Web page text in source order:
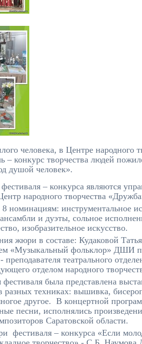
человека, в Центре народного
– конкурс творчества людей
душой человек».
– конкурса являются
народного творчества
инструментальное
и дуэты, сольное
изобразительное искусство.
жюри в составе: Кудаковой
«Музыкальный фольклор» ДШИ
театрального
отделом народного
была представлена
разных техниках: вышивка,
другое. В концертной
песни, исполнялись
Саратовской области.
фестиваля – конкурса «Если